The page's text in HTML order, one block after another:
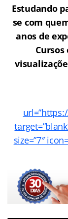
Estudando
se com
anos de
size=”7″